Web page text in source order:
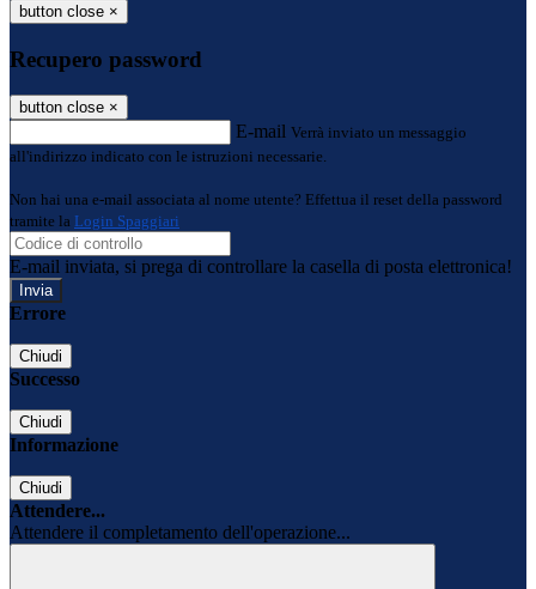
button close ×
Recupero password
button close ×
E-mail Verrà inviato un messaggio
all'indirizzo indicato con le istruzioni necessarie.
Non hai una e-mail associata al nome utente? Effettua il reset della password
tramite la Login Spaggiari
E-mail inviata, si prega di controllare la casella di posta elettronica!
Errore
Chiudi
Successo
Chiudi
Informazione
Chiudi
Attendere...
Attendere il completamento dell'operazione...